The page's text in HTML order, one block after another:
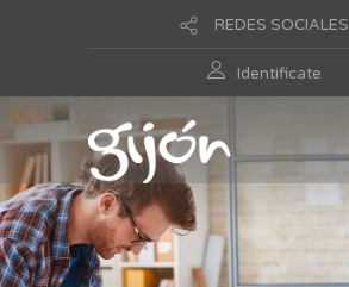
REDES SOCIALES
Identificate